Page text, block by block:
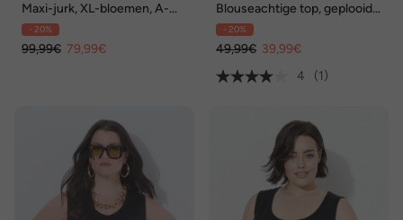
Maxi-jurk, XL-bloemen, A-
lijn, V-hals, mouwloos
- 20%
99,99€ 79,99€
Blouseachtige top, geplooide
zoom, A-lijn, V-hals,
mouwloos
- 20%
49,99€ 39,99€
4
(1)